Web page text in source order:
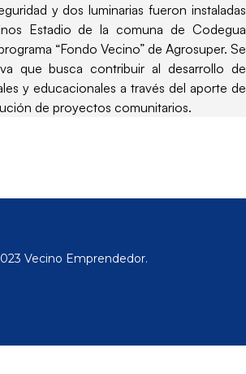
y dos luminarias fueron instaladas
Estadio de la comuna de Codegua
“Fondo Vecino” de Agrosuper. Se
que busca contribuir al desarrollo de
y educacionales a través del aporte de
de proyectos comunitarios.
Vecino Emprendedor.